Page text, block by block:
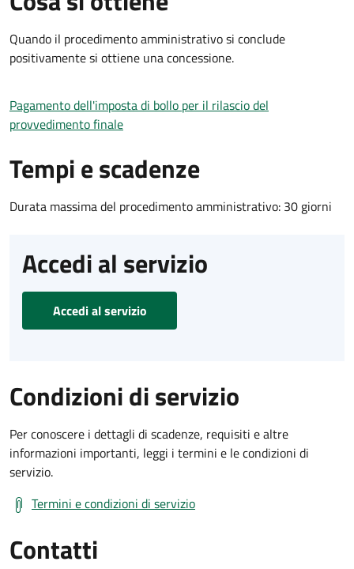
Quando il procedimento amministrativo si conclude
positivamente si ottiene una concessione.
Pagamento dell'imposta di bollo per il rilascio del
provvedimento finale
Tempi e scadenze
Durata massima del procedimento amministrativo: 30 giorni
Accedi al servizio
Accedi al servizio
Condizioni di servizio
Per conoscere i dettagli di scadenze, requisiti e altre
informazioni importanti, leggi i termini e le condizioni di
servizio.
Termini e condizioni di servizio
Contatti